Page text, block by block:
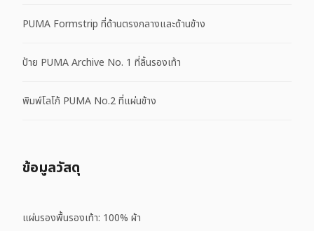
PUMA Formstrip ที่ด้านตรงกลางและด้านข้าง
ป้าย PUMA Archive No. 1 ที่ลิ้นรองเท้า
พิมพ์โลโก้ PUMA No.2 ที่แผ่นข้าง
ข้อมูลวัสดุ
แผ่นรองพื้นรองเท้า: 100% ผ้า